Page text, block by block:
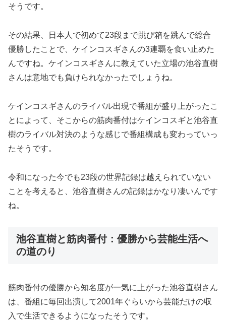
そうです。
その結果、日本人で初めて23段まで跳び箱を跳んで総合
優勝したことで、ケインコスギさんの3連覇を食い止めた
んですね。ケインコスギさんに教えていた立場の池谷直樹
さんは意地でも負けられなかったでしょうね。
ケインコスギさんのライバル出現で番組が盛り上がったこ
とによって、そこからの筋肉番付はケインコスギと池谷直
樹のライバル対決のような感じで番組構成も変わっていっ
たそうです。
令和になった今でも23段の世界記録は越えられていない
ことを考えると、池谷直樹さんの記録はかなり凄いんです
ね。
池谷直樹と筋肉番付：優勝から芸能生活へ
の道のり
筋肉番付の優勝から知名度が一気に上がった池谷直樹さん
は、番組に毎回出演して2001年ぐらいから芸能だけの収
入で生活できるようになったそうです。